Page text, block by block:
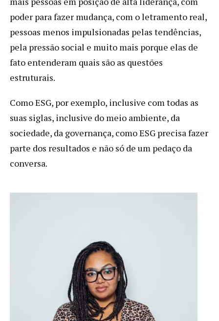
poder para fazer mudança, com o letramento real,
pessoas menos impulsionadas pelas tendências,
pela pressão social e muito mais porque elas de
fato entenderam quais são as questões
estruturais.
Como ESG, por exemplo, inclusive com todas as
suas siglas, inclusive do meio ambiente, da
sociedade, da governança, como ESG precisa fazer
parte dos resultados e não só de um pedaço da
conversa.